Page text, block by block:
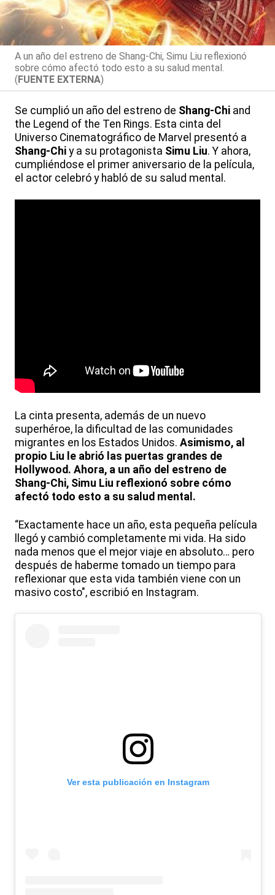
A un año del estreno de Shang-Chi, Simu Liu reflexionó
sobre cómo afectó todo esto a su salud mental.
(FUENTE EXTERNA)
Se cumplió un año del estreno de Shang-Chi and
the Legend of the Ten Rings. Esta cinta del
Universo Cinematográfico de Marvel presentó a
Shang-Chi y a su protagonista Simu Liu. Y ahora,
cumpliéndose el primer aniversario de la película,
el actor celebró y habló de su salud mental.
La cinta presenta, además de un nuevo
superhéroe, la dificultad de las comunidades
migrantes en los Estados Unidos. Asimismo, al
propio Liu le abrió las puertas grandes de
Hollywood. Ahora, a un año del estreno de
Shang-Chi, Simu Liu reflexionó sobre cómo
afectó todo esto a su salud mental.
“Exactamente hace un año, esta pequeña película
llegó y cambió completamente mi vida. Ha sido
nada menos que el mejor viaje en absoluto… pero
después de haberme tomado un tiempo para
reflexionar que esta vida también viene con un
masivo costo", escribió en Instagram.
Ver esta publicación en Instagram